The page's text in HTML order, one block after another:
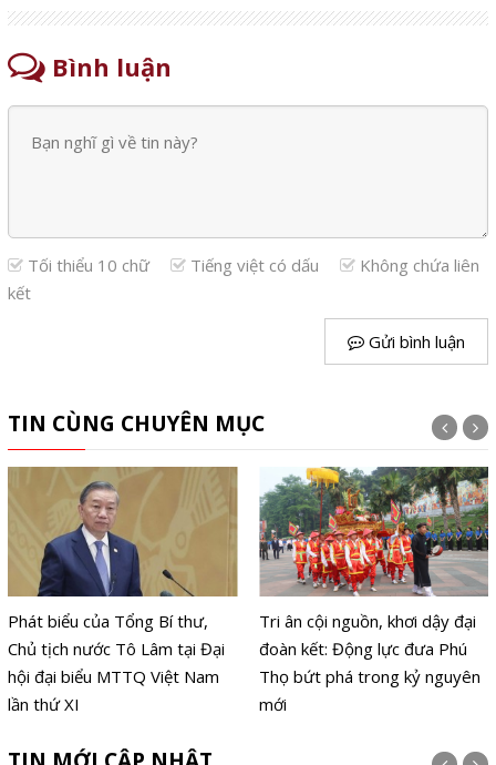
Bình luận
Tối thiểu 10 chữ Tiếng việt có dấu
Không chứa liên
kết
Gửi bình luận
TIN CÙNG CHUYÊN MỤC
Phát biểu của Tổng Bí thư,
Chủ tịch nước Tô Lâm tại Đại
hội đại biểu MTTQ Việt Nam
lần thứ XI
Tri ân cội nguồn, khơi dậy đại
đoàn kết: Động lực đưa Phú
Thọ bứt phá trong kỷ nguyên
mới